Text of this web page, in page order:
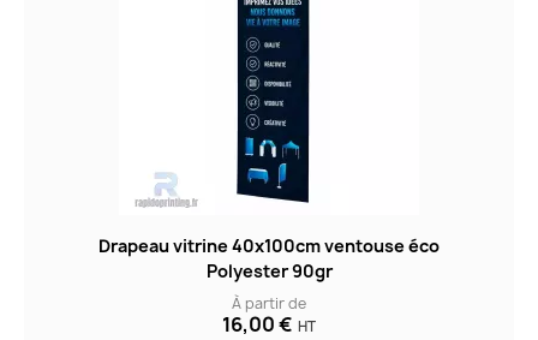
Drapeau vitrine 40x100cm ventouse éco
Polyester 90gr
À partir de
16,00 € HT